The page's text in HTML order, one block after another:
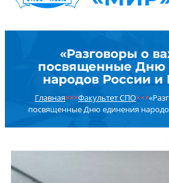
ДОПОБРАЗОВАНИЕ
ОБ УНИВЕРСИТЕТЕ
НОВОСТИ
РЕЗУЛЬТАТ ПОИСКА:
«Разговоры о
посвященные Дню
народов России и
Главная×××Факультет СПО×××
посвященные Дню единения